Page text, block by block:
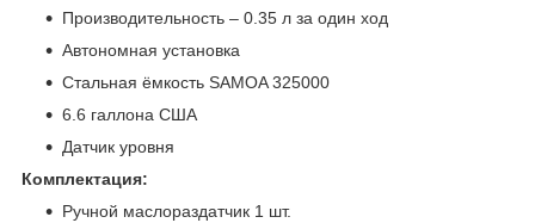
Производительность – 0.35 л за один ход
Автономная установка
Стальная ёмкость SAMOA 325000
6.6 галлона США
Датчик уровня
Комплектация:
Ручной маслораздатчик 1 шт.